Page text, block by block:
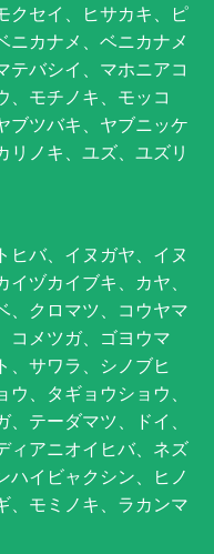
クセイ、ヒサカキ、ピ
ニカナメ、ベニカナメ
テバシイ、マホニアコ
、モチノキ、モッコ
ブツバキ、ヤブニッケ
リノキ、ユズ、ユズリ
ヒバ、イヌガヤ、イヌ
ヅカイブキ、カヤ、
、クロマツ、コウヤマ
コメツガ、ゴヨウマ
、サワラ、シノブヒ
、タギョウショウ、
テーダマツ、ドイ、
ィアニオイヒバ、ネズ
ハイビャクシン、ヒノ
、モミノキ、ラカンマ